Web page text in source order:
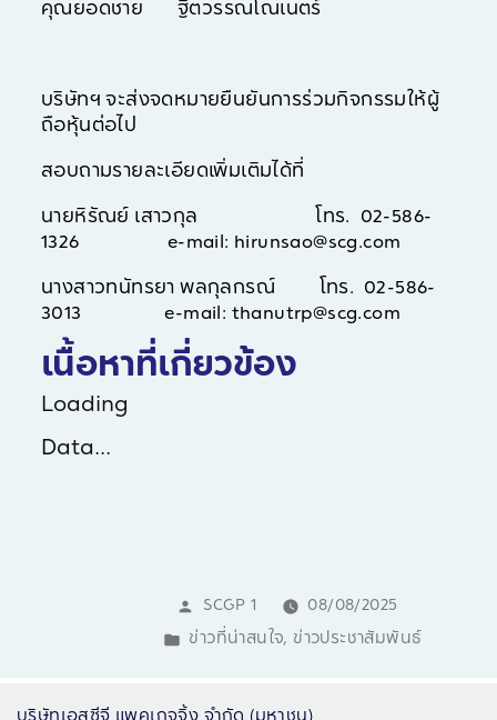
คุณยอดชาย ฐิตวรรณโณเนตร์
บริษัทฯ จะส่งจดหมายยืนยันการร่วมกิจกรรมให้ผู้
ถือหุ้นต่อไป
สอบถามรายละเอียดเพิ่มเติมได้ที่
นายหิรัณย์ เสาวกุล โทร. 02-586-
1326 e-mail: hirunsao@scg.com
นางสาวทนัทรยา พลกุลกรณ์ โทร. 02-586-
3013 e-mail: thanutrp@scg.com
เนื้อหาที่เกี่ยวข้อง
Loading
Data...
SCGP 1
08/08/2025
ข่าวที่น่าสนใจ, ข่าวประชาสัมพันธ์
บริษัทเอสซีจี แพคเกจจิ้ง จำกัด (มหาชน)